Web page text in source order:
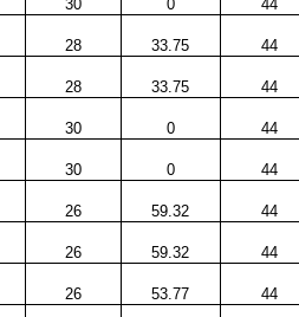
30 0 44
28 33.75 44
28 33.75 44
30 0 44
30 0 44
26 59.32 44
26 59.32 44
26 53.77 44